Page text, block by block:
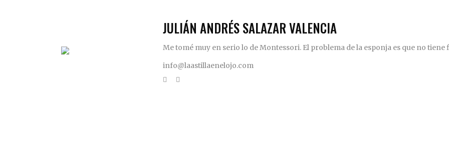
JULIÁN ANDRÉS SALAZAR VALENCIA
Me tomé muy en serio lo de Montessori. El problema de la esponja es que no tiene
info@laastillaenelojo.com